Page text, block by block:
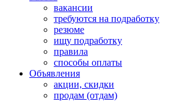
вакансии
требуются на подработку
резюме
ищу подработку
правила
способы оплаты
Объявления
акции, скидки
продам (отдам)